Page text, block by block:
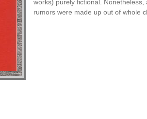
works) purely fictional.
rumors were made up out of whole